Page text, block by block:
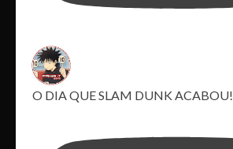
O DIA QUE SLAM DUNK ACABOU!